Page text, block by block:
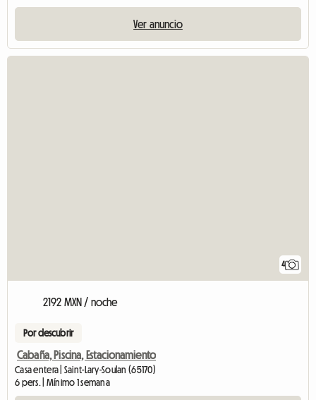
Ver anuncio
4
2192 MXN / noche
Por descubrir
Cabaña, Piscina, Estacionamiento
Casa entera | Saint-Lary-Soulan (65170)
6 pers. | Mínimo 1 semana